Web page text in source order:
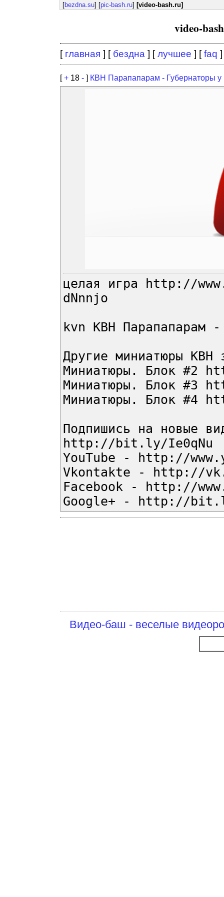
[bezdna.su] [pic-bash.ru] [video-bash.ru]
video-
[ главная ] [ бездна ] [лучшее ] [faq ]
[+ 18 - ] КВН Парапапарам - Губернаторы
целая игра http://
dNnnjo
kvn КВН Парапапарам
Другие миниатюры
Миниатюры. Блок
Миниатюры. Блок #3
Миниатюры. Блок #4
Подпишись на новые
http://bit.ly/Ie0qNu
YouTube - http://
Vkontakte - http://
Facebook - http://
Google+ - http://
Видео-баш - веселые